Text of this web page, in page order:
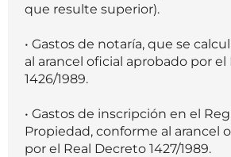
que resulte superior).
• Gastos de notaría, que se
al arancel oficial aprobado por
1426/1989.
• Gastos de inscripción en el
Propiedad, conforme al arancel
por el Real Decreto 1427/1989.